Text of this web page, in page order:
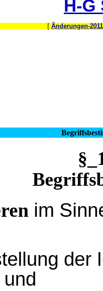
H-G
[ Änderungen-2011
im
der